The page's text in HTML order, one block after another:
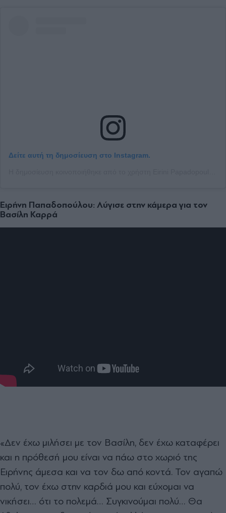
Δείτε αυτή τη δημοσίευση στο Instagram.
Ειρήνη Παπαδοπούλου: Λύγισε στην κάμερα για τον
Βασίλη Καρρά
«Δεν έχω μιλήσει με τον Βασίλη, δεν έχω καταφέρει
και η πρόθεσή μου είναι να πάω στο χωριό της
Ειρήνης άμεσα και να τον δω από κοντά. Τον αγαπώ
πολύ, τον έχω στην καρδιά μου και εύχομαι να
νικήσει… ότι το πολεμά… Συγκινούμαι πολύ… Θα